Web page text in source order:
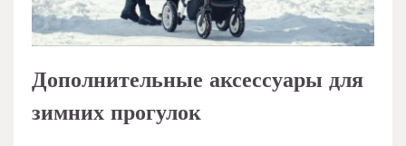
Дополнительные аксессуары для
зимних прогулок